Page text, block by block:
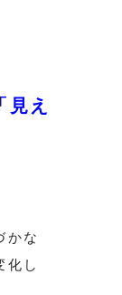
見え
かな
化し